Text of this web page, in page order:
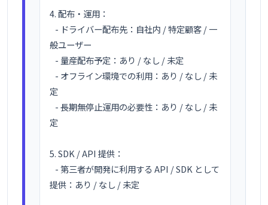
4. 配布・運用：
般ユーザー
定
定
5. SDK / API 提供：
提供：あり / なし / 未定